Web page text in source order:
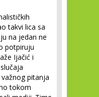
takvi lica sa
na jedan ne
potpiruju
Ijačić i
pitanja
tokom